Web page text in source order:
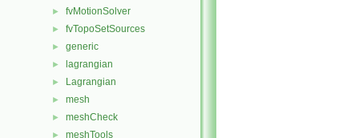
► fvMotionSolver
► fvTopoSetSources
► generic
► lagrangian
► Lagrangian
► mesh
► meshCheck
► meshTools